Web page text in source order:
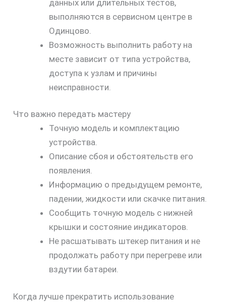
данных или длительных тестов,
выполняются в сервисном центре в
Одинцово.
Возможность выполнить работу на
месте зависит от типа устройства,
доступа к узлам и причины
неисправности.
Что важно передать мастеру
Точную модель и комплектацию
устройства.
Описание сбоя и обстоятельств его
появления.
Информацию о предыдущем ремонте,
падении, жидкости или скачке питания.
Сообщить точную модель с нижней
крышки и состояние индикаторов.
Не расшатывать штекер питания и не
продолжать работу при перегреве или
вздутии батареи.
Когда лучше прекратить использование
30%